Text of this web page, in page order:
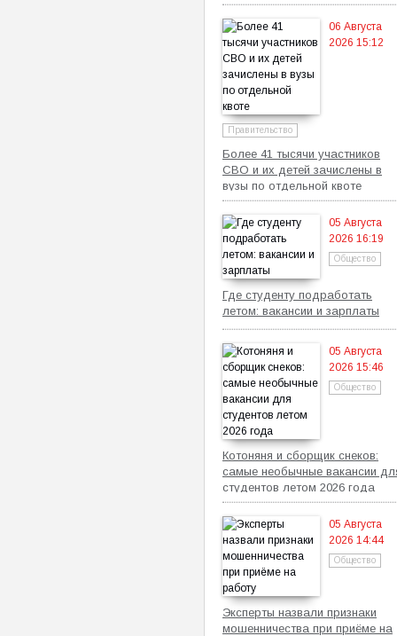
06 Августа
2026 15:12
Правительство
Более 41 тысячи участников
СВО и их детей зачислены в
вузы по отдельной квоте
05 Августа
2026 16:19
Общество
Где студенту подработать
летом: вакансии и зарплаты
05 Августа
2026 15:46
Общество
Котоняня и сборщик снеков:
самые необычные вакансии
студентов летом 2026 года
05 Августа
2026 14:44
Общество
Эксперты назвали признаки
мошенничества при приёме на